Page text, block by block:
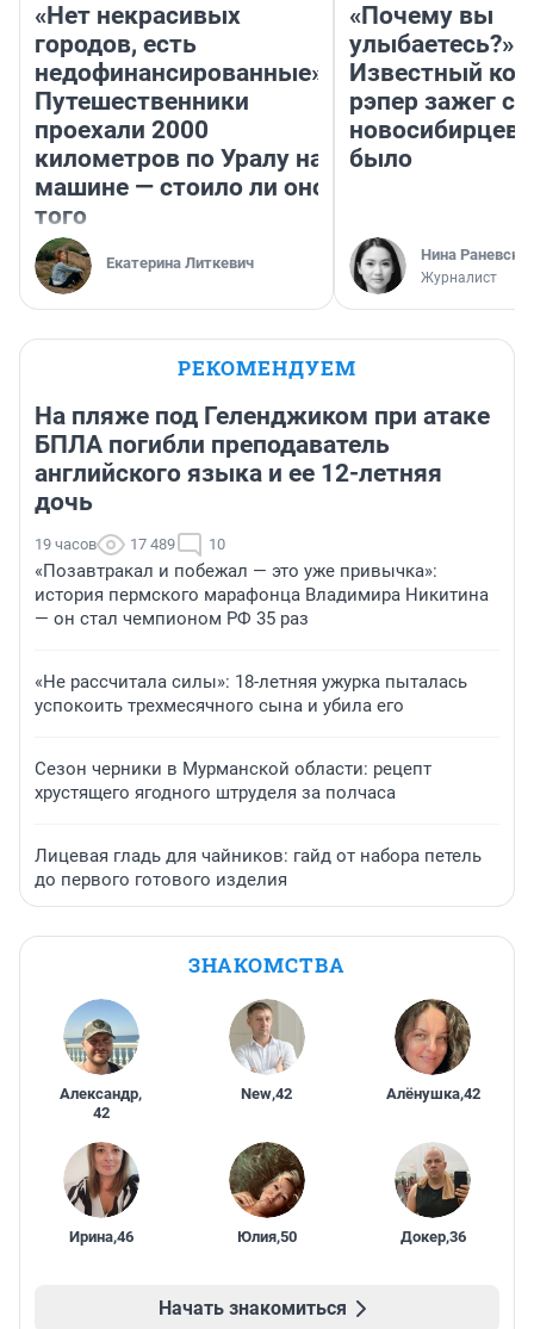
«Нет некрасивых
городов, есть
недофинансированные».
Путешественники
проехали 2000
километров по Уралу на
машине — стоило ли оно
того
Екатерина Литкевич
«Почему вы
улыбаетесь?»
Известный
рэпер зажег с
новосибирцев:
было
Нина
Журналист
РЕКОМЕНДУЕМ
На пляже под Геленджиком при атаке
БПЛА погибли преподаватель
английского языка и ее 12-летняя
дочь
19 часов 17 489 10
«Позавтракал и побежал — это уже привычка»:
история пермского марафонца Владимира Никитина
— он стал чемпионом РФ 35 раз
«Не рассчитала силы»: 18-летняя ужурка пыталась
успокоить трехмесячного сына и убила его
Сезон черники в Мурманской области: рецепт
хрустящего ягодного штруделя за полчаса
Лицевая гладь для чайников: гайд от набора петель
до первого готового изделия
ЗНАКОМСТВА
Александр,
42
New,42 Алёнушка,42
Ирина,46 Юлия,50 Докер,36
Начать знакомиться